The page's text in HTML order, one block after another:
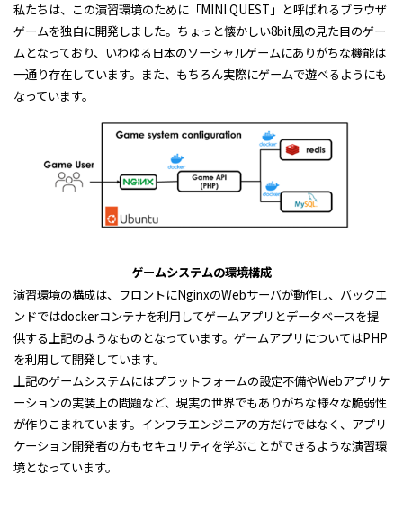
私たちは、この演習環境のために「MINI QUEST 」と呼ばれるブラウザ
ゲームを独自に開発しました。ちょっと懐かしい8bit風の見た目のゲー
ムとなっており、いわゆる日本のソーシャルゲームにありがちな機能は
一通り存在しています。また、もちろん実際にゲームで遊べるようにも
なっています。
ゲームシステムの環境構成
演習環境の構成は、フロントにNginxのWebサーバが動作し、バックエ
ンドではdockerコンテナを利用してゲームアプリとデータベースを提
供する上記のようなものとなっています。ゲームアプリについてはPHP
を利用して開発しています。
上記のゲームシステムにはプラットフォームの設定不備やWebアプリケ
ーションの実装上の問題など、現実の世界でもありがちな様々な脆弱性
が作りこまれています。インフラエンジニアの方だけではなく、アプリ
ケーション開発者の方もセキュリティを学ぶことができるような演習環
境となっています。